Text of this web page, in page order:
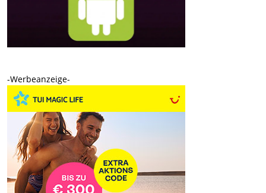
-Werbeanzeige-